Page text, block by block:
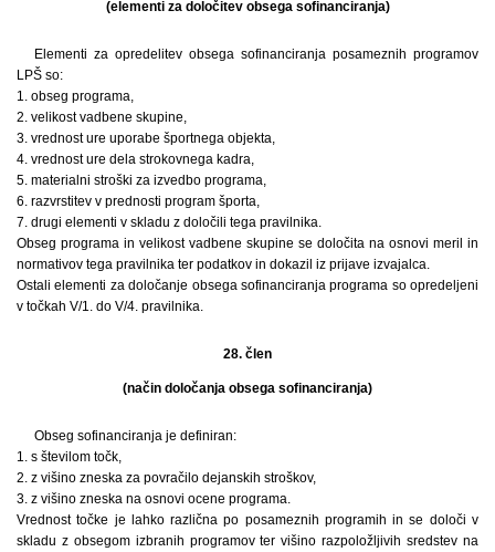
(elementi za določitev obsega sofinanciranja)
Elementi za opredelitev obsega sofinanciranja posameznih programov
LPŠ so:
1. obseg programa,
2. velikost vadbene skupine,
3. vrednost ure uporabe športnega objekta,
4. vrednost ure dela strokovnega kadra,
5. materialni stroški za izvedbo programa,
6. razvrstitev v prednosti program športa,
7. drugi elementi v skladu z določili tega pravilnika.
Obseg programa in velikost vadbene skupine se določita na osnovi meril in
normativov tega pravilnika ter podatkov in dokazil iz prijave izvajalca.
Ostali elementi za določanje obsega sofinanciranja programa so opredeljeni
v točkah V/1. do V/4. pravilnika.
28. člen
(način določanja obsega sofinanciranja)
Obseg sofinanciranja je definiran:
1. s številom točk,
2. z višino zneska za povračilo dejanskih stroškov,
3. z višino zneska na osnovi ocene programa.
Vrednost točke je lahko različna po posameznih programih in se določi v
skladu z obsegom izbranih programov ter višino razpoložljivih sredstev na